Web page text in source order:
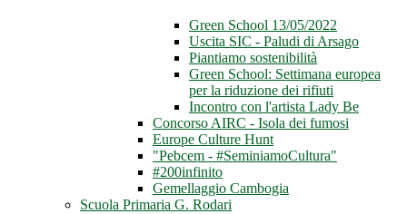
Green School 13/05/2022
Uscita SIC - Paludi di Arsago
Piantiamo sostenibilità
Green School: Settimana europea
per la riduzione dei rifiuti
Incontro con l'artista Lady Be
Concorso AIRC - Isola dei fumosi
Europe Culture Hunt
"Pebcem - #SeminiamoCultura"
#200infinito
Gemellaggio Cambogia
Scuola Primaria G. Rodari